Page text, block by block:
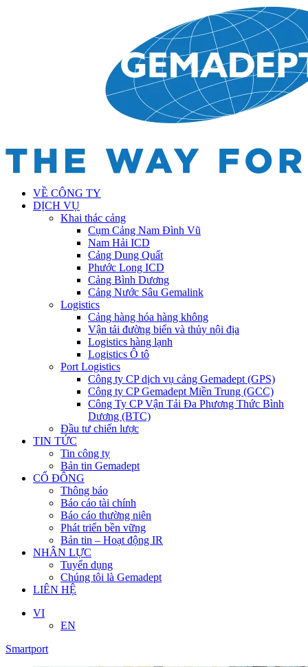
VỀ CÔNG TY
DỊCH VỤ
Khai thác cảng
Cụm Cảng Nam Đình Vũ
Nam Hải ICD
Cảng Dung Quất
Phước Long ICD
Cảng Bình Dương
Cảng Nước Sâu Gemalink
Logistics
Cảng hàng hóa hàng không
Vận tải đường biển và thủy nội địa
Logistics hàng lạnh
Logistics Ô tô
Port Logistics
Công ty CP dịch vụ cảng Gemadept (GPS)
Công ty CP Gemadept Miền Trung (GCC)
Công Ty CP Vận Tải Đa Phương Thức Bình
Dương (BTC)
Đầu tư chiến lược
TIN TỨC
Tin công ty
Bản tin Gemadept
CỔ ĐÔNG
Thông báo
Báo cáo tài chính
Báo cáo thường niên
Phát triển bền vững
Bản tin – Hoạt động IR
NHÂN LỰC
Tuyển dụng
Chúng tôi là Gemadept
LIÊN HỆ
VI
EN
Smartport